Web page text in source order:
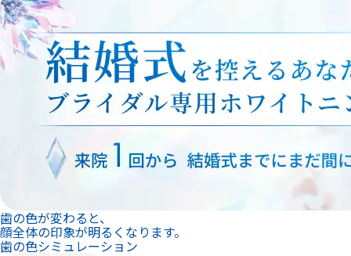
歯の色が変わると、
顔全体の印象が明るくなります。
歯の色シミュレーション